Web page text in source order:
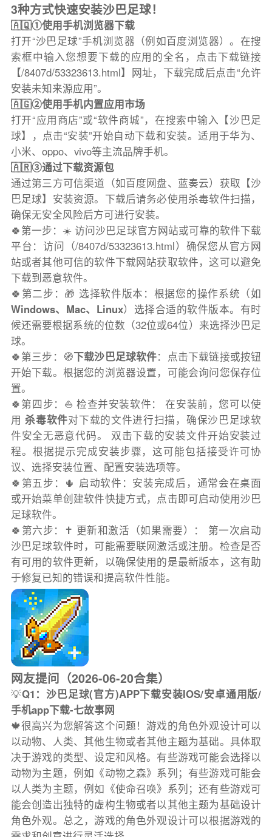
3种方式快速安装沙巴足球！
🇦🇶①使用手机浏览器下载
打开“沙巴足球”手机浏览器（例如百度浏览器）。在搜
索框中输入您想要下载的应用的全名，点击下载链接
【/8407d/53323613.html】网址，下载完成后点击“允许
安装未知来源应用”。
🇦🇬②使用手机内置应用市场
打开“应用商店”或“软件商城”，在搜索中输入【沙巴足
球】，点击“安装”开始自动下载和安装。适用于华为、
小米、oppo、vivo等主流品牌手机。
🇦🇷③通过下载资源包
通过第三方可信渠道（如百度网盘、蓝奏云）获取【沙
巴足球】安装资源。下载后请务必使用杀毒软件扫描，
确保无安全风险后方可进行安装。
🍀第一步：☀️ 访问沙巴足球官方网站或可靠的软件下载
平台：访问（/8407d/53323613.html）确保您从官方网
站或者其他可信的软件下载网站获取软件，这可以避免
下载到恶意软件。
🍀第二步：🎁 选择软件版本：根据您的操作系统（如
Windows、Mac、Linux）选择合适的软件版本。有时
候还需要根据系统的位数（32位或64位）来选择沙巴足
球。
🍀第三步：🧭下载沙巴足球软件：点击下载链接或按钮
开始下载。根据您的浏览器设置，可能会询问您保存位
置。
🍀第四步：⛵️ 检查并安装软件： 在安装前，您可以使
用杀毒软件对下载的文件进行扫描，确保沙巴足球软
件安全无恶意代码。 双击下载的安装文件开始安装过
程。根据提示完成安装步骤，这可能包括接受许可协
议、选择安装位置、配置安装选项等。
🍀第五步：🌵 启动软件：安装完成后，通常会在桌面
或开始菜单创建软件快捷方式，点击即可启动使用沙巴
足球软件。
🍀第六步：✝️ 更新和激活（如果需要）： 第一次启动
沙巴足球软件时，可能需要联网激活或注册。检查是否
有可用的软件更新，以确保使用的是最新版本，这有助
于修复已知的错误和提高软件性能。
网友提问（2026-06-20合集）
💡Q1：沙巴足球(官方)APP下载安装IOS/安卓通用版/
手机app下载-七故事网
🍁很高兴为您解答这个问题！游戏的角色外观设计可以
以动物、人类、其他生物或者其他主题为基础。具体取
决于游戏的类型、设定和风格。有些游戏可能会选择以
动物为主题，例如《动物之森》系列；有些游戏可能会
以人类为主题，例如《使命召唤》系列；还有些游戏可
能会创造出独特的虚构生物或者以其他主题为基础设计
角色外观。总之，游戏的角色外观设计可以根据游戏的